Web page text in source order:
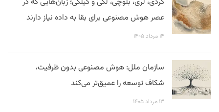
عصر هوش مصنوعی برای بقا به داده نیاز دارند
۱۴ مرداد ۱۴۰۵
سازمان ملل: هوش مصنوعی بدون ظرفیت،
شکاف توسعه را عمیق‌تر می‌کند
۱۳ مرداد ۱۴۰۵